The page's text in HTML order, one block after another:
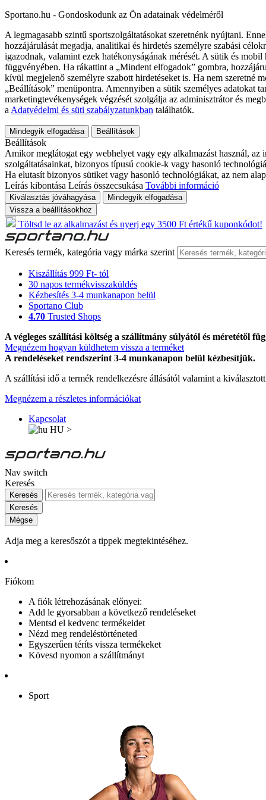
Sportano.hu - Gondoskodunk az Ön adatainak védelméről
A legmagasabb szintű sportszolgáltatásokat szeretnénk nyújtani.
hozzájárulását megadja, analitikai és hirdetés személyre szabási
igazodnak, valamint ezek hatékonyságának mérését. A sütik és
függvényében. Ha rákattint a „Mindent elfogadok” gombra,
kívül megjelenő személyre szabott hirdetéseket is. Ha nem szeretné
„Beállítások” menüpontra. Amennyiben a sütik személyes adatokat
marketingtevékenységek végzését szolgálja az adminisztrátor és
a Adatvédelmi és süti szabályzatunkban találhatók.
Mindegyik elfogadása Beállítások
Beállítások
Amikor meglátogat egy webhelyet vagy egy alkalmazást használ,
szolgáltatásainkat, bizonyos típusú cookie-k vagy hasonló
Ha elutasít bizonyos sütiket vagy hasonló technológiákat, az nem
Leírás kibontása Leírás összecsukása További információ
Kiválasztás jóváhagyása
Mindegyik elfogadása
Vissza a beállításokhoz
Töltsd le az alkalmazást és nyerj egy 3500 Ft értékű kuponkódot!
Keresés termék, kategória vagy márka szerint
Kiszállítás 999 Ft- tól
30 napos termékvisszaküldés
Kézbesítés 3-4 munkanapon belül
Sportano Club
4.70 Trusted Shops
A végleges szállítási költség a szállítmány súlyától és méretétől
Megnézem hogyan küldhetem vissza a terméket
A rendeléseket rendszerint 3-4 munkanapon belül kézbesítjük.
A szállítási idő a termék rendelkezésre állásától valamint a
Megnézem a részletes információkat
Kapcsolat
HU >
Nav switch
Keresés
Keresés
Keresés
Mégse
Adja meg a keresőszót a tippek megtekintéséhez.
Fiókom
A fiók létrehozásának előnyei:
Add le gyorsabban a következő rendeléseket
Mentsd el kedvenc termékeidet
Nézd meg rendeléstörténeted
Egyszerűen téríts vissza termékeket
Kövesd nyomon a szállítmányt
Sport